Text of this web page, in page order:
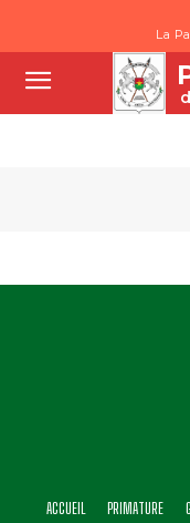
La
ACCUEIL PRIMATURE